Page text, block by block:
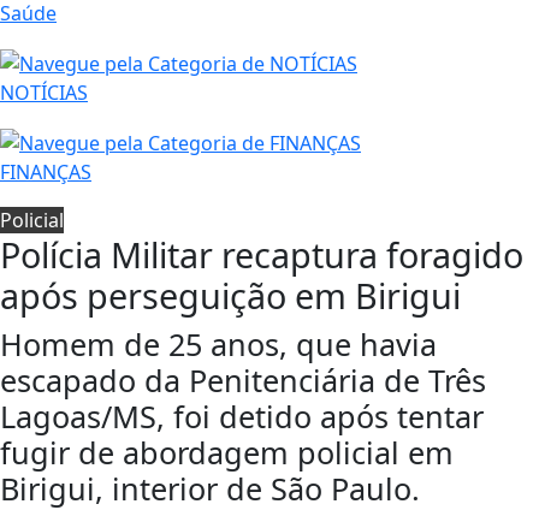
Saúde
NOTÍCIAS
FINANÇAS
Policial
Polícia Militar recaptura foragido
após perseguição em Birigui
Homem de 25 anos, que havia
escapado da Penitenciária de Três
Lagoas/MS, foi detido após tentar
fugir de abordagem policial em
Birigui, interior de São Paulo.